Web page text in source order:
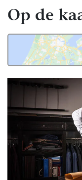
Zaken
belangrijk. Het
graag eerst
bruidsparen
Alkmaar.
zijn natuurlijk
Daarom
onze website
bruidsparen
beoordeeld
namelijk ook
website, en
jullie om de
Op de